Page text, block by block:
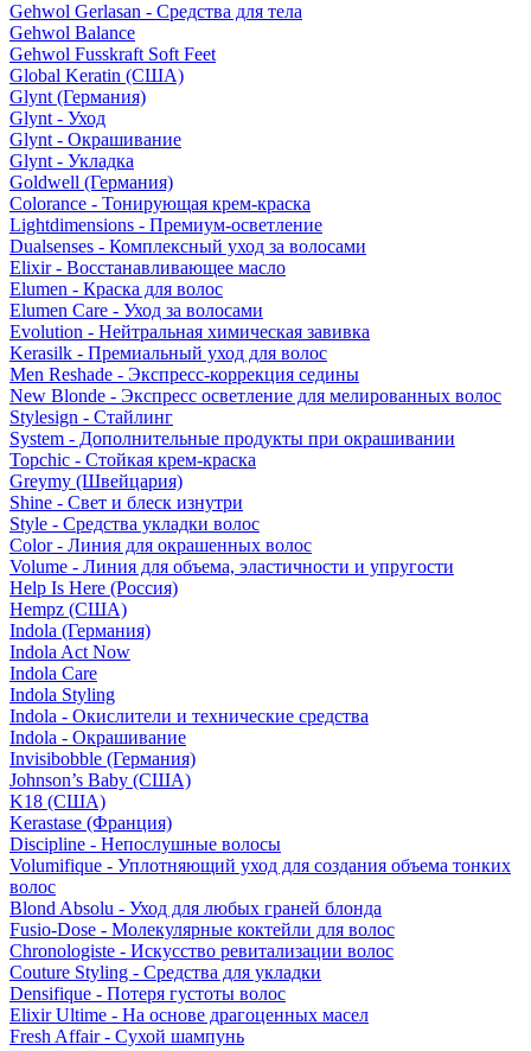
Gehwol Gerlasan - Средства для тела
Gehwol Balance
Gehwol Fusskraft Soft Feet
Global Keratin (США)
Glynt (Германия)
Glynt - Уход
Glynt - Окрашивание
Glynt - Укладка
Goldwell (Германия)
Colorance - Тонирующая крем-краска
Lightdimensions - Премиум-осветление
Dualsenses - Комплексный уход за волосами
Elixir - Восстанавливающее масло
Elumen - Краска для волос
Elumen Care - Уход за волосами
Evolution - Нейтральная химическая завивка
Kerasilk - Премиальный уход для волос
Men Reshade - Экспресс-коррекция седины
New Blonde - Экспресс осветление для мелированных волос
Stylesign - Стайлинг
System - Дополнительные продукты при окрашивании
Topchic - Стойкая крем-краска
Greymy (Швейцария)
Shine - Свет и блеск изнутри
Style - Средства укладки волос
Color - Линия для окрашенных волос
Volume - Линия для объема, эластичности и упругости
Help Is Here (Россия)
Hempz (США)
Indola (Германия)
Indola Act Now
Indola Care
Indola Styling
Indola - Окислители и технические средства
Indola - Окрашивание
Invisibobble (Германия)
Johnson’s Baby (США)
K18 (США)
Kerastase (Франция)
Discipline - Непослушные волосы
Volumifique - Уплотняющий уход для создания объема тонких
волос
Blond Absolu - Уход для любых граней блонда
Fusio-Dose - Молекулярные коктейли для волос
Chronologiste - Искусство ревитализации волос
Couture Styling - Средства для укладки
Densifique - Потеря густоты волос
Elixir Ultime - На основе драгоценных масел
Fresh Affair - Сухой шампунь